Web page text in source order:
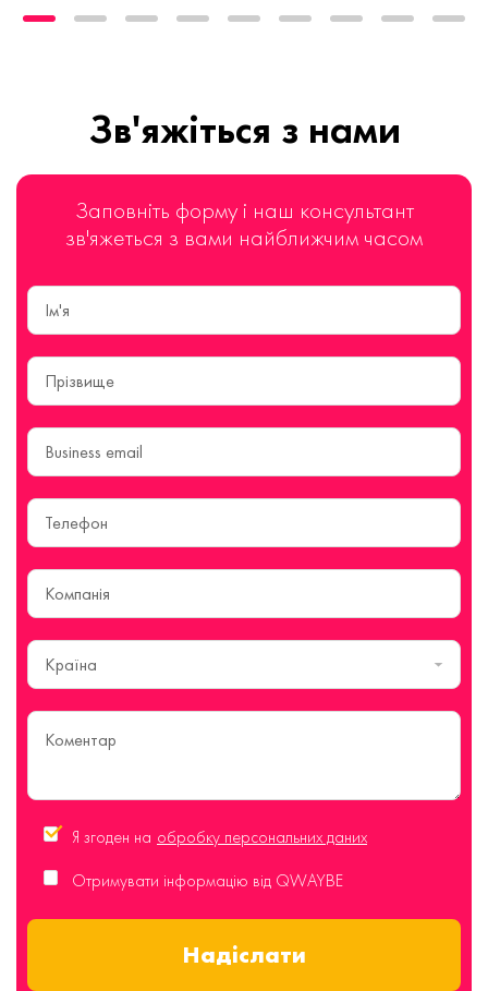
Зв'яжіться з нами
Заповніть форму і наш консультант
зв'яжеться з вами найближчим часом
Країна
Я згоден на обробку персональних даних
Отримувати інформацію від QWAYBE
Надіслати